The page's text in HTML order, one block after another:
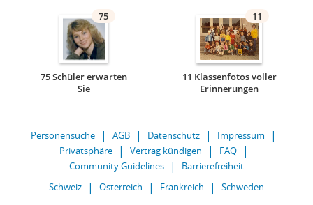
75
75 Schüler erwarten
Sie
11
11 Klassenfotos voller
Erinnerungen
Personensuche AGB Datenschutz
Impressum
Privatsphäre
Vertrag kündigen
FAQ
Community Guidelines
Barrierefreiheit
Schweiz
Österreich Frankreich Schweden